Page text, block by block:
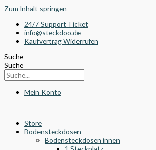
Zum Inhalt springen
24/7 Support Ticket
info@steckdoo.de
Kaufvertrag Widerrufen
Suche
Suche
Mein Konto
Store
Bodensteckdosen
Bodensteckdosen innen